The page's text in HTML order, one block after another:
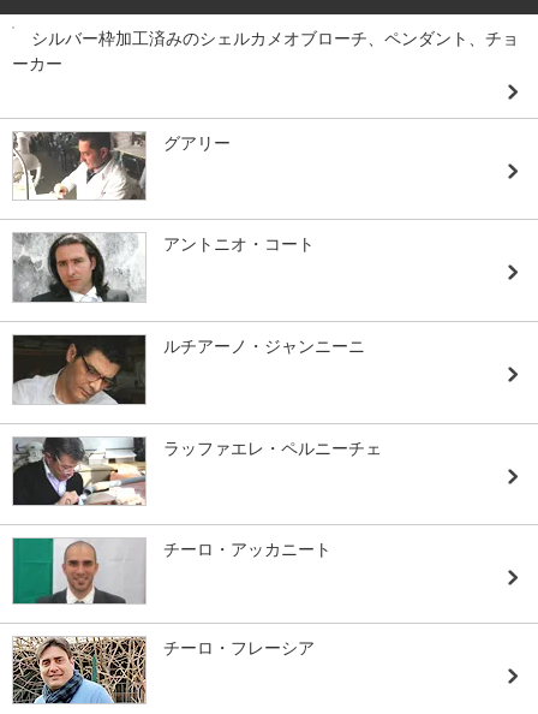
シルバー枠加工済みのシェルカメオブローチ、ペンダント、チョ
ーカー
グアリー
アントニオ・コート
ルチアーノ・ジャンニーニ
ラッファエレ・ペルニーチェ
チーロ・アッカニート
チーロ・フレーシア